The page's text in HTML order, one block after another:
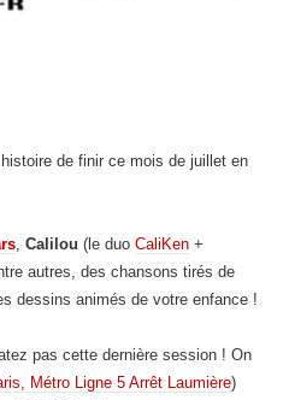
de finir ce mois de juillet en
, Calilou (le duo CaliKen +
autres, des chansons tirés de
dessins animés de votre enfance !
pas cette dernière session ! On
Métro Ligne 5 Arrêt Laumière)